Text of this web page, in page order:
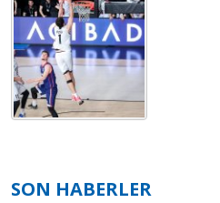
SON HABERLER